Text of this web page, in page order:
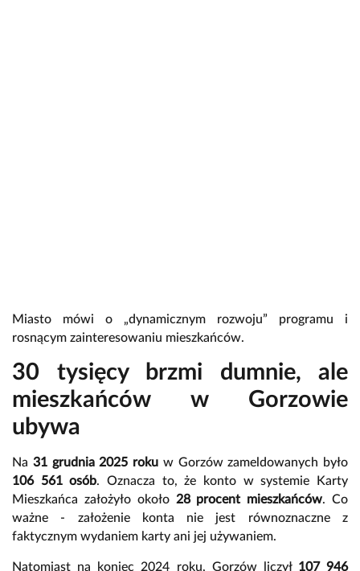
Miasto mówi o „dynamicznym rozwoju” programu i
rosnącym zainteresowaniu mieszkańców.
30 tysięcy brzmi dumnie, ale
mieszkańców w Gorzowie
ubywa
Na 31 grudnia 2025 roku w Gorzówzameldowanych było
106 561 osób. Oznacza to, że konto w systemie Karty
Mieszkańca założyło około 28 procent mieszkańców. Co
ważne - założenie konta nie jest równoznaczne z
faktycznym wydaniem karty ani jej używaniem.
Natomiast na koniec 2024 roku, Gorzów liczył 107 946